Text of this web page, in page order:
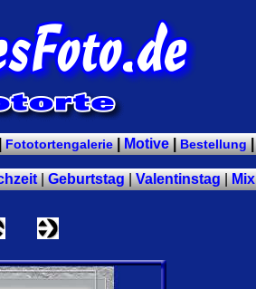
Fototortengalerie|Motive|Bestellung |
|Geburtstag|Valentinstag|Mix